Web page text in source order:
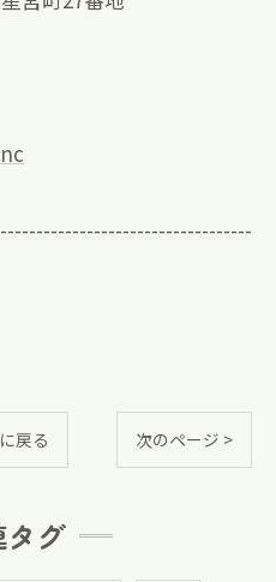
戻る 次のページ >
グ